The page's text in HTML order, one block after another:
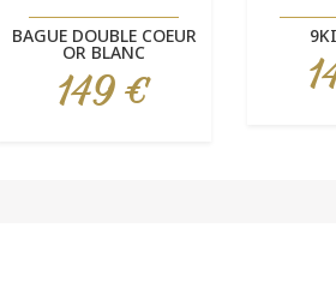
Aperçu rapide
BAGUE DOUBLE COEUR
OR BLANC
Prix
149 €

Prix